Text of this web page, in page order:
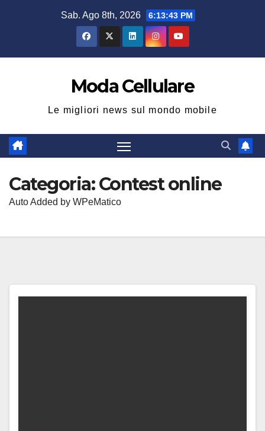
Sab. Ago 8th, 2026 6:13:44 PM
Moda Cellulare
Le migliori news sul mondo mobile
Categoria:Contest online
Auto Added by WPeMatico